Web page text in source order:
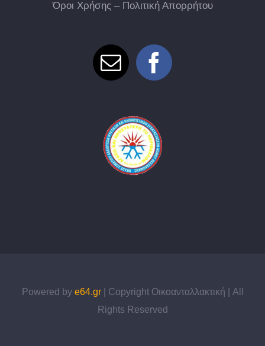
Όροι Χρήσης – Πολιτική Απορρήτου
Powered by e64.gr| Copyright Οικοανταλλακτική | All
Rights Reserved